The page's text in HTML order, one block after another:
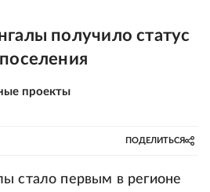
получило статус
проекты
ПОДЕЛИТЬСЯ
стало первым в регионе